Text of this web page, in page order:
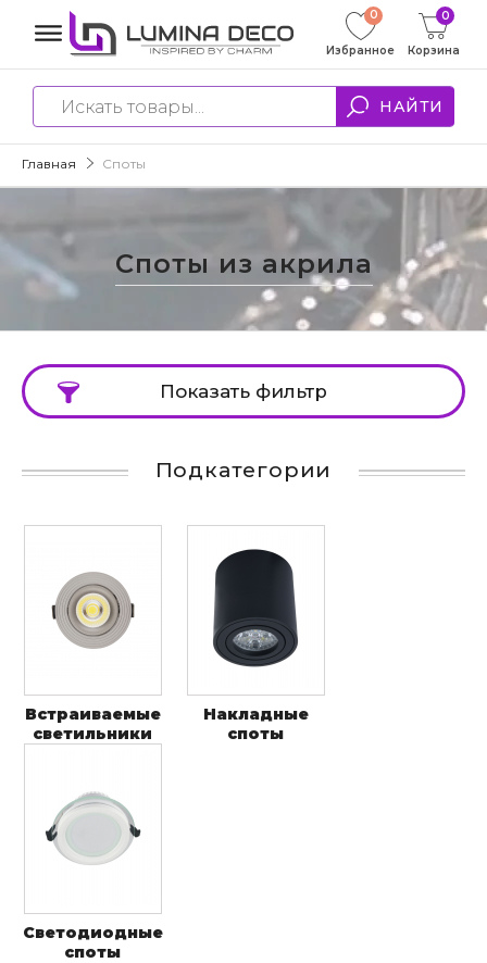
НАЙТИ
0
Избранное Корзина
0
Главная Споты
Споты из акрила
Показать фильтр
Подкатегории
Встраиваемые
светильники
Накладные
споты
Светодиодные
споты